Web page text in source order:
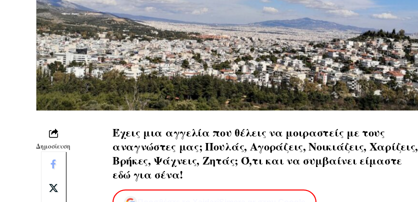
Δημοσίευση
Έχεις μια αγγελία που θέλεις να μοιραστείς με τους
αναγνώστες μας; Πουλάς, Αγοράζεις, Νοικιάζεις, Χαρίζεις,
Βρήκες, Ψάχνεις, Ζητάς; Ό,τι και να συμβαίνει είμαστε
εδώ για σένα!